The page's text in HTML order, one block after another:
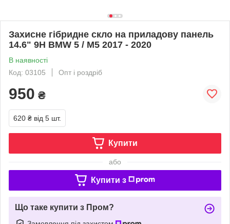
Захисне гібридне скло на приладову панель
14.6" 9H BMW 5 / M5 2017 - 2020
В наявності
Код: 03105
Опт і роздріб
950 ₴
620 ₴ від 5 шт.
Купити
або
Купити з
Що таке купити з Пром?